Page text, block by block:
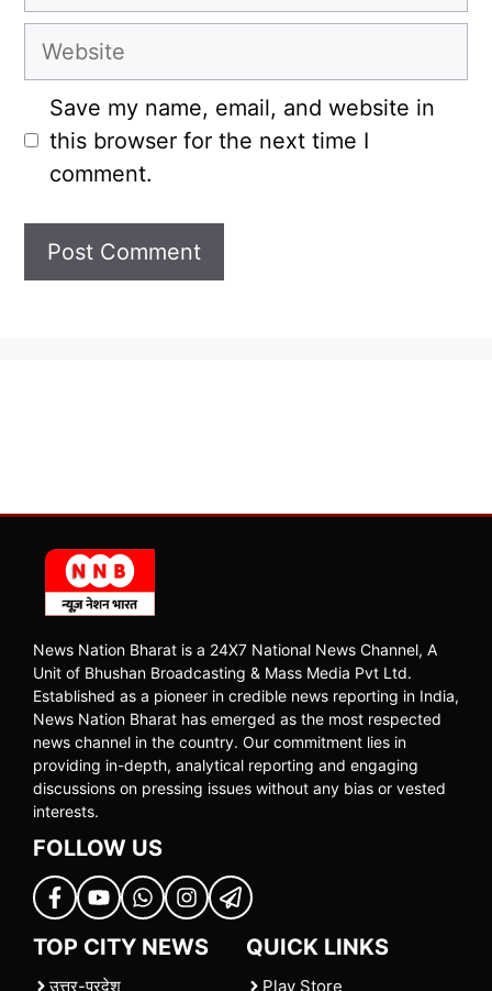
Website
Save my name, email, and website in
this browser for the next time I
comment.
News Nation Bharat is a 24X7 National News Channel, A
Unit of Bhushan Broadcasting & Mass Media Pvt Ltd.
Established as a pioneer in credible news reporting in India,
News Nation Bharat has emerged as the most respected
news channel in the country. Our commitment lies in
providing in-depth, analytical reporting and engaging
discussions on pressing issues without any bias or vested
interests.
FOLLOW US
TOP CITY NEWS
उत्तर-प्रदेश
QUICK LINKS
Play Store